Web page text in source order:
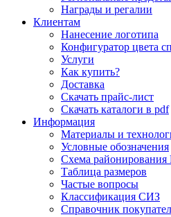
Награды и регалии
Клиентам
Нанесение логотипа
Конфигуратор цвета
Услуги
Как купить?
Доставка
Скачать прайс-лист
Скачать каталоги в pdf
Информация
Материалы и
Условные обозначения
Схема
Таблица размеров
Частые вопросы
Классификация СИЗ
Справочник